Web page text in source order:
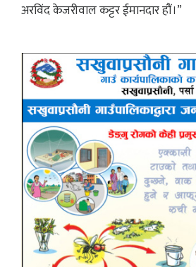
अरविंद केजरीवाल कट्टर ईमानदार हौं।”